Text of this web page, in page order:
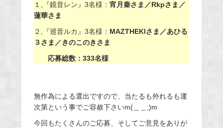
１,『鏡音レン』3名様： 宵月秦さま／Rkpさま／
蓮華さま
２,『巡音ルカ』3名様： MAZTHEKIさま／あひる
３さま／きのこのきさま
応募総数：333名様
無作為による選出ですので、当たるも外れるも運
次第という事でご容赦下さいm(＿＿;)m
今回もたくさんのご応募、そしてご意見をありが